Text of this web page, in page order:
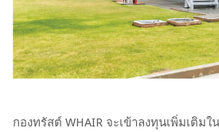
กองทรัสต์ WHAIR จะเข้าลงทุนเพิ่มเติม